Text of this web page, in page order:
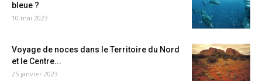
bleue ?
10 mai 2023
Voyage de noces dans le Territoire du Nord
et le Centre...
25 janvier 2023